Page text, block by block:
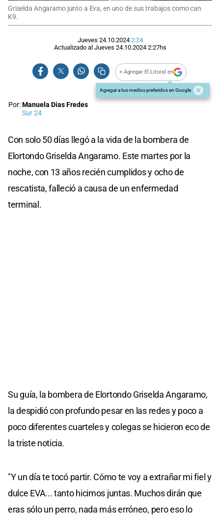
Griselda Angaramo junto a Eva, en uno de sus trabajos como can
K9.
Jueves 24.10.2024 2:24
Actualizado al Jueves 24.10.2024 2:27hs
+ Agregar El Litoral en
Agregar a tus medios preferidos en Google
Por:Manuela Dias Fredes
Sur 24
Con solo 50 días llegó a la vida de la bombera de
Elortondo Griselda Angaramo. Este martes por la
noche, con 13 años recién cumplidos y ocho de
rescatista, falleció a causa de un enfermedad
terminal.
Su guía, la bombera de Elortondo Griselda Angaramo,
la despidió con profundo pesar en las redes y poco a
poco diferentes cuarteles y colegas se hicieron eco de
la triste noticia.
"Y un día te tocó partir. Cómo te voy a extrañar mi fiel y
dulce EVA... tanto hicimos juntas. Muchos dirán que
eras sólo un perro, nada más erróneo, pero eso lo